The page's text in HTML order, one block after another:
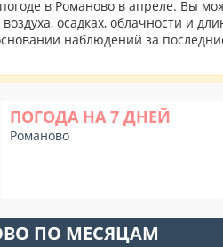
в Романово в апреле. Вы
осадках, облачности и
наблюдений за
ПОГОДА НА 7 ДНЕЙ
Романово
ПО МЕСЯЦАМ